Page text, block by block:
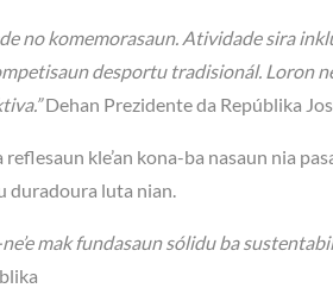
no komemorasaun. Atividade sira
desportu tradisionál. Loron
Dehan Prezidente da Repúblika
kle’an kona-ba nasaun nia
duradoura luta nian.
mak fundasaun sólidu ba